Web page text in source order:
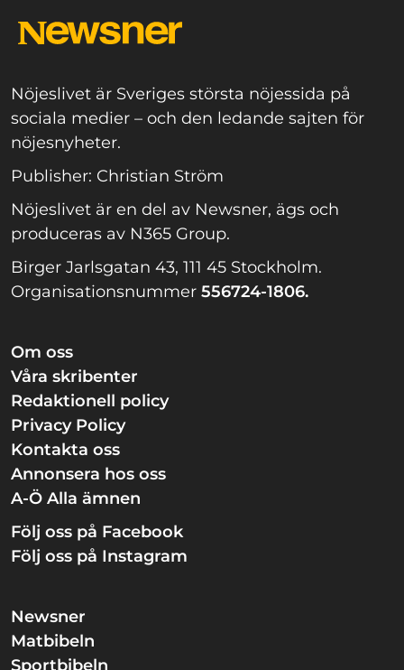
Nöjeslivet är Sveriges största nöjessida på
sociala medier – och den ledande sajten för
nöjesnyheter.
Publisher: Christian Ström
Nöjeslivet är en del av Newsner, ägs och
produceras av N365 Group.
Birger Jarlsgatan 43, 111 45 Stockholm.
Organisationsnummer 556724-1806.
Om oss
Våra skribenter
Redaktionell policy
Privacy Policy
Kontakta oss
Annonsera hos oss
A-Ö Alla ämnen
Följ oss på Facebook
Följ oss på Instagram
Newsner
Matbibeln
Sportbibeln